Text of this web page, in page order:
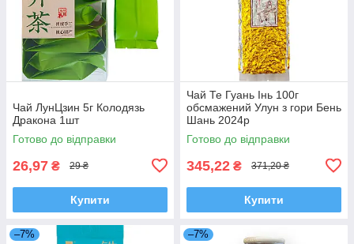
Чай ЛунЦзин 5г Колодязь
Дракона 1шт
Готово до відправки
26,97 ₴ 29 ₴
Купити
Чай Те Гуань Інь 100г
обсмажений Улун з гори Бень
Шань 2024р
Готово до відправки
345,22 ₴ 371,20 ₴
Купити
–7% –7%